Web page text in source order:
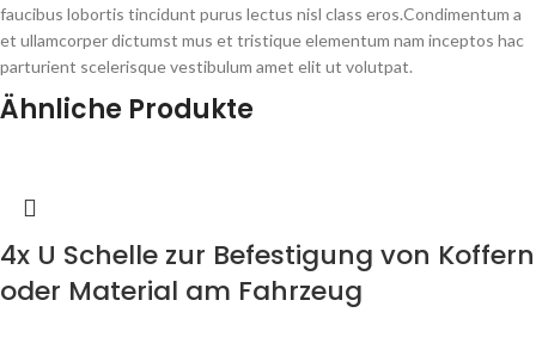
faucibus lobortis tincidunt purus lectus nisl class eros.Condimentum a
et ullamcorper dictumst mus et tristique elementum nam inceptos hac
parturient scelerisque vestibulum amet elit ut volutpat.
Ähnliche Produkte
4x U Schelle zur Befestigung von Koffern
oder Material am Fahrzeug